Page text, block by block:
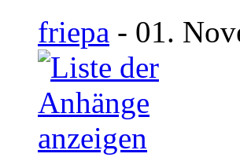
friepa - 01.